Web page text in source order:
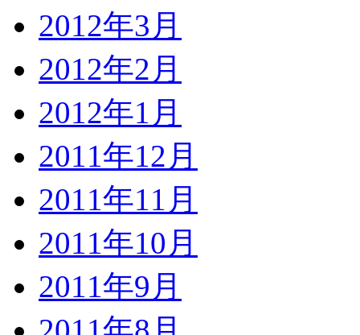
2012年3月
2012年2月
2012年1月
2011年12月
2011年11月
2011年10月
2011年9月